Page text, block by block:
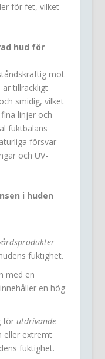
för fet, vilket
hud för
mot
är tillräckligt
smidig, vilket
linjer och
fuktbalans
försvar
och UV-
i huden
fuktighet.
med en
en hög
för utdrivande
eller extremt
fuktighet.